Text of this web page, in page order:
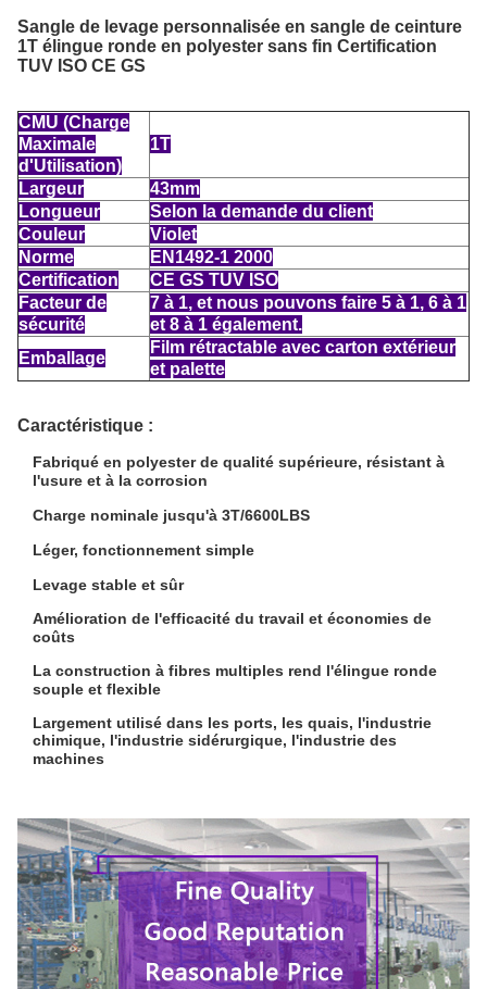
Sangle de levage personnalisée en sangle de ceinture
1T élingue ronde en polyester sans fin Certification
TUV ISO CE GS
CMU (Charge
Maximale
d'Utilisation)
1T
Largeur
43mm
Longueur
Selon la demande du client
Couleur
Violet
Norme
EN1492-1 2000
Certification
CE GS TUV ISO
Facteur de
sécurité
7 à 1, et nous pouvons faire 5 à 1, 6 à 1
et 8 à 1 également.
Emballage
Film rétractable avec carton extérieur
et palette
Caractéristique :
Fabriqué en polyester de qualité supérieure, résistant à
l'usure et à la corrosion
Charge nominale jusqu'à 3T/6600LBS
Léger, fonctionnement simple
Levage stable et sûr
Amélioration de l'efficacité du travail et économies de
coûts
La construction à fibres multiples rend l'élingue ronde
souple et flexible
Largement utilisé dans les ports, les quais, l'industrie
chimique, l'industrie sidérurgique, l'industrie des
machines